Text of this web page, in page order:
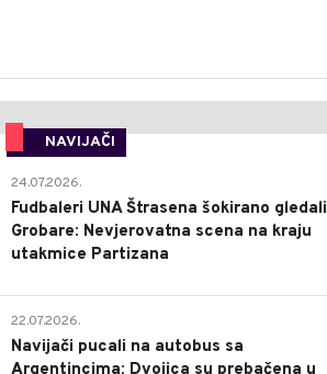
NAVIJAČI
24.07.2026.
Fudbaleri UNA Štrasena šokirano gledali
Grobare: Nevjerovatna scena na kraju
utakmice Partizana
22.07.2026.
Navijači pucali na autobus sa